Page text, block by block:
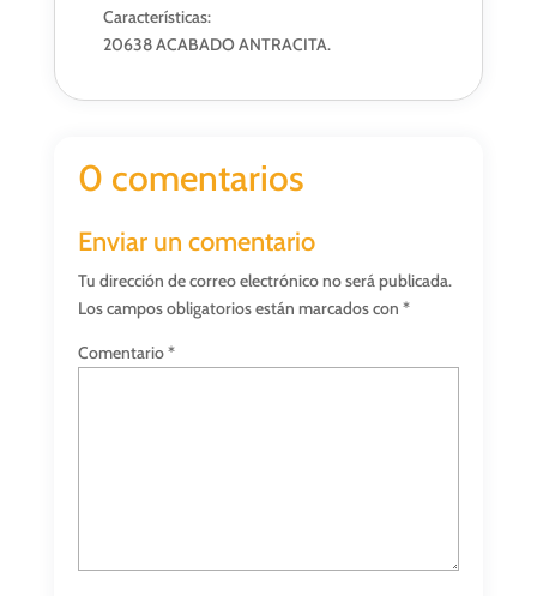
Características:
20638 ACABADO ANTRACITA.
0 comentarios
Enviar un comentario
Tu dirección de correo electrónico no será publicada.
Los campos obligatorios están marcados con *
Comentario*